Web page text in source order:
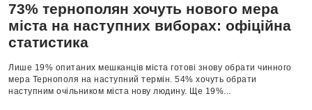
73% тернополян хочуть нового мера
міста на наступних виборах: офіційна
статистика
Лише 19% опитаних мешканців міста готові знову обрати чинного
мера Тернополя на наступний термін. 54% хочуть обрати
наступним очільником міста нову людину. Ще 19%...